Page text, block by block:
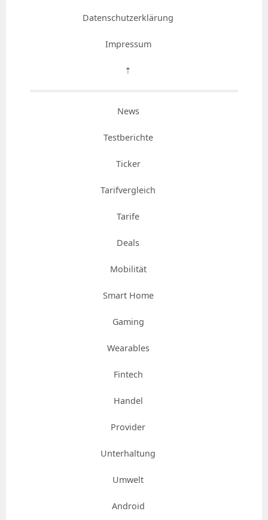
Datenschutzerklärung
Impressum
⇡
News
Testberichte
Ticker
Tarifvergleich
Tarife
Deals
Mobilität
Smart Home
Gaming
Wearables
Fintech
Handel
Provider
Unterhaltung
Umwelt
Android